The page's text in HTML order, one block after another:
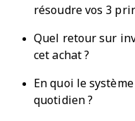
résoudre vos 3
Quel retour sur
cet achat ?
En quoi le
quotidien ?